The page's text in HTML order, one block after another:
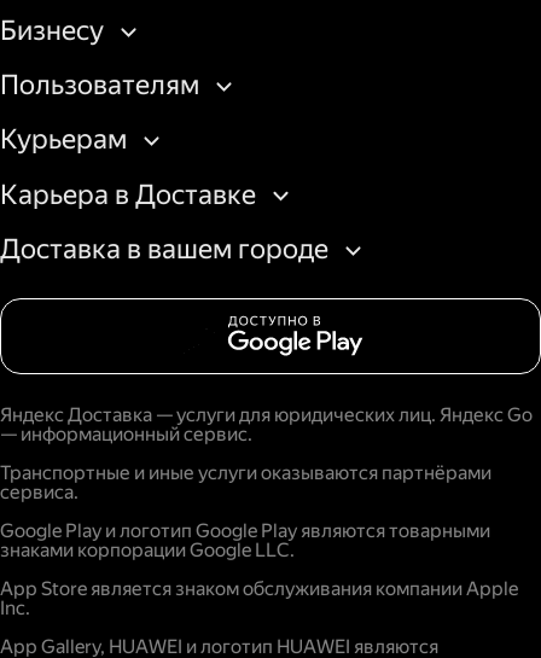
Бизнесу
Пользователям
Курьерам
Карьера в Доставке
Доставка в вашем городе
Яндекс Доставка — услуги для юридических лиц. Яндекс Go
— информационный сервис.
Транспортные и иные услуги оказываются партнёрами
сервиса.
Google Play и логотип Google Play являются товарными
знаками корпорации Google LLC.
App Store является знаком обслуживания компании Apple
Inc.
App Gallery, HUAWEI и логотип HUAWEI являются